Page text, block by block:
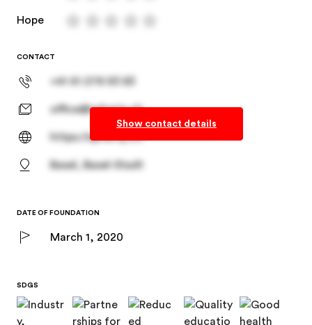
Hope
CONTACT
office@spheriq.ch
https://spheriq.ch/
Basel, Basel-Stadt
Show contact details
DATE OF FOUNDATION
March 1, 2020
SDGS